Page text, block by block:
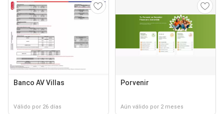
Banco AV Villas
Válido por 26 días
Porvenir
Aún válido por 2 meses